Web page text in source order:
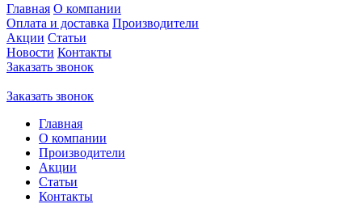
Главная О компании
Оплата и доставка Производители
Акции Статьи
Новости Контакты
Заказать звонок
Заказать звонок
Главная
О компании
Производители
Акции
Статьи
Контакты